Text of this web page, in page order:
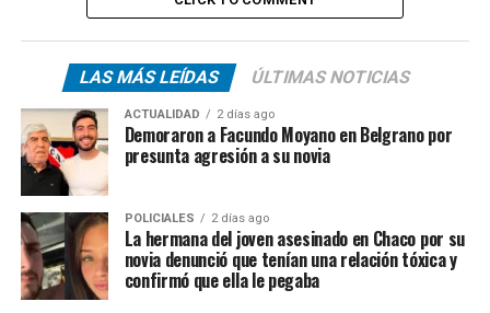
LAS MÁS LEÍDAS ÚLTIMAS NOTICIAS
ACTUALIDAD 2 días ago
Demoraron a Facundo Moyano en Belgrano por
presunta agresión a su novia
POLICIALES 2 días ago
La hermana del joven asesinado en Chaco por su
novia denunció que tenían una relación tóxica y
confirmó que ella le pegaba